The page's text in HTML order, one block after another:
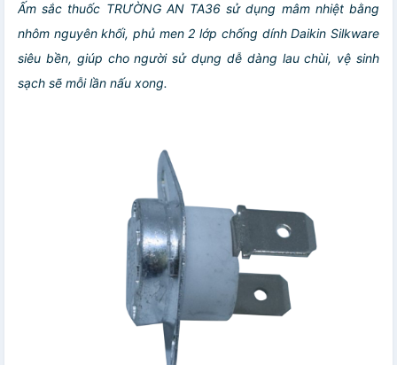
Ấm sắc thuốc TRƯỜNG AN TA36 sử dụng mâm nhiệt bằng
nhôm nguyên khối, phủ men 2 lớp chống dính Daikin Silkware
siêu bền, giúp cho người sử dụng dễ dàng lau chùi, vệ sinh
sạch sẽ mỗi lần nấu xong.